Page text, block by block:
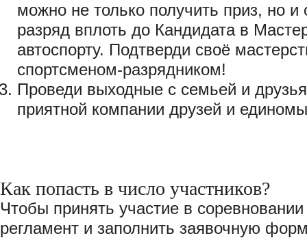
можно не только получить приз, но
разряд вплоть до Кандидата в
автоспорту. Подтверди своё
спортсменом-разрядником!
Проведи выходные с семьей и
приятной компании друзей и
Как попасть в число участников?
Чтобы принять участие в
регламент и заполнить заявочную